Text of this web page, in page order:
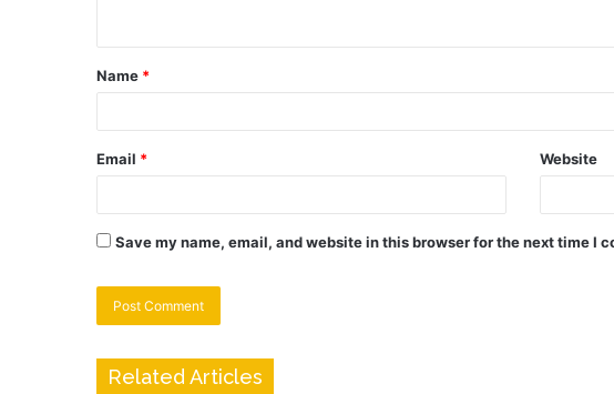
Name *
Email * Website
Save my name, email, and website in this browser for the next time I
Related Articles